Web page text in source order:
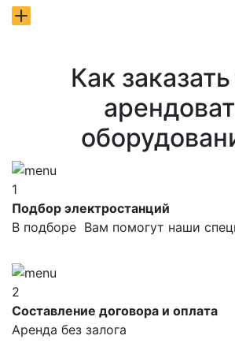
Как
1
Подбор электростанций
В подборе Вам помогут наши
2
Составление договора и оплата
Аренда без залога